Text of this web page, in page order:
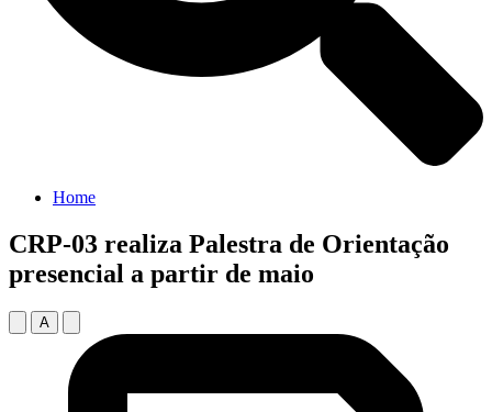
Home
CRP-03 realiza Palestra de Orientação
presencial a partir de maio
A